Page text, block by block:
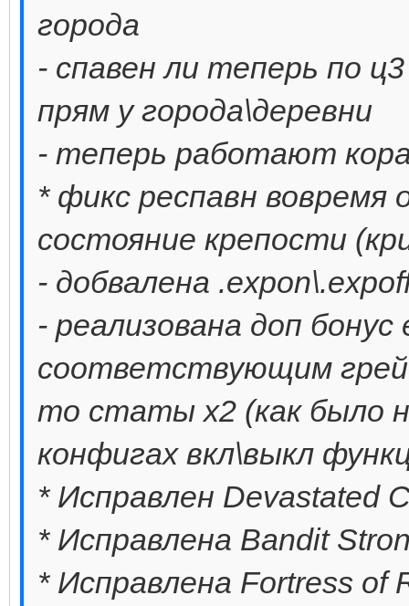
города
- спавен ли теперь по
прям у города\деревни
- теперь работают
* фикс респавн
состояние крепости
- добвалена
- реализована доп
соответствующим
то статы х2 (как было
конфигах вкл\выкл
* Исправлен Devastated
* Исправлена Bandit
* Исправлена ​​Fortress of